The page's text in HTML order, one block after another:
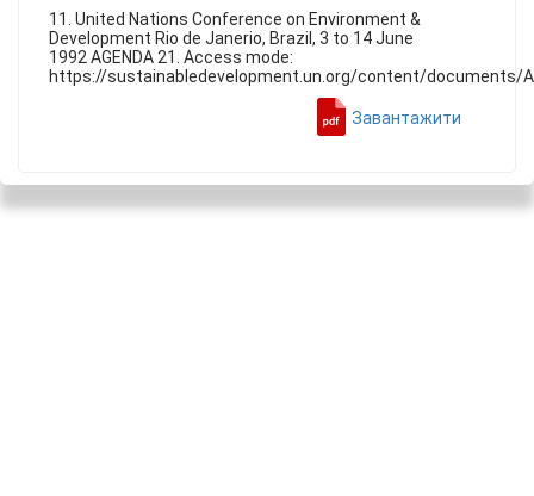
11. United Nations Conference on Environment &
Development Rio de Janerio, Brazil, 3 to 14 June
1992 AGENDA 21. Access mode:
https://sustainabledevelopment.un.org/content/documents/
Завантажити